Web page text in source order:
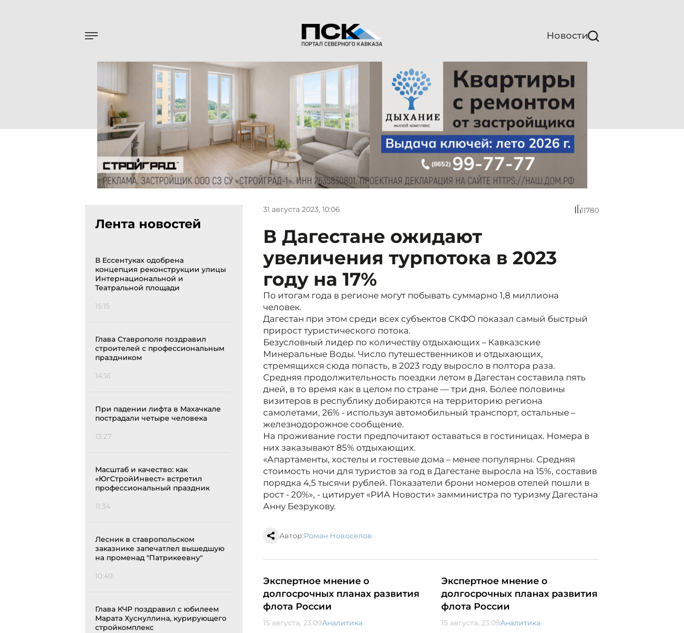
Новости
Лента новостей
В Ессентуках одобрена
концепция реконструкции улицы
Интернациональной и
Театральной площади
15:15
Глава Ставрополя поздравил
строителей с профессиональным
праздником
14:16
При падении лифта в Махачкале
пострадали четыре человека
13:27
Масштаб и качество: как
«ЮгСтройИнвест» встретил
профессиональный праздник
11:34
Лесник в ставропольском
заказнике запечатлел вышедшую
на променад "Патрикеевну"
10:49
Глава КЧР поздравил с юбилеем
Марата Хуснуллина, курирующего
стройкомплекс
31 августа 2023, 10:06 11780
В Дагестане ожидают
увеличения турпотока в 2023
году на 17%
По итогам года в регионе могут побывать суммарно 1,8 миллиона
человек.
Дагестан при этом среди всех субъектов СКФО показал самый быстрый
прирост туристического потока.
Безусловный лидер по количеству отдыхающих – Кавказские
Минеральные Воды. Число путешественников и отдыхающих,
стремящихся сюда попасть, в 2023 году выросло в полтора раза.
Средняя продолжительность поездки летом в Дагестан составила пять
дней, в то время как в целом по стране — три дня. Более половины
визитеров в республику добираются на территорию региона
самолетами, 26% - используя автомобильный транспорт, остальные –
железнодорожное сообщение.
На проживание гости предпочитают оставаться в гостиницах. Номера в
них заказывают 85% отдыхающих.
«Апартаменты, хостелы и гостевые дома – менее популярны. Средняя
стоимость ночи для туристов за год в Дагестане выросла на 15%, составив
порядка 4,5 тысячи рублей. Показатели брони номеров отелей пошли в
рост - 20%», - цитирует «РИА Новости» замминистра по туризму Дагестана
Анну Безрукову.
Автор:Роман Новоселов
Экспертное мнение о
долгосрочных планах развития
флота России
15 августа, 23:09Аналитика
Экспертное мнение о
долгосрочных планах развития
флота России
15 августа, 23:09Аналитика